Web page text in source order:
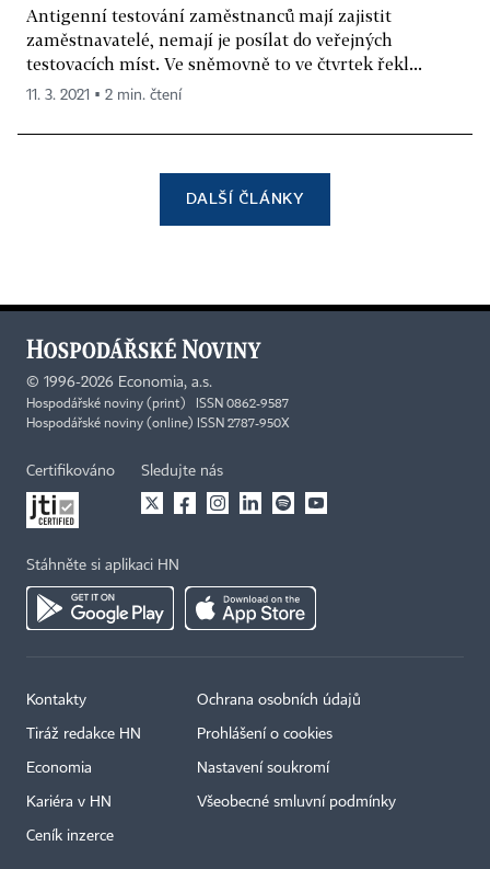
Antigenní testování zaměstnanců mají zajistit
zaměstnavatelé, nemají je posílat do veřejných
testovacích míst. Ve sněmovně to ve čtvrtek řekl...
11. 3. 2021 ▪ 2 min. čtení
DALŠÍ ČLÁNKY
© 1996-2026 Economia, a.s.
Hospodářské noviny (print) ISSN 0862-9587
Hospodářské noviny (online) ISSN 2787-950X
Certifikováno Sledujte nás
Stáhněte si aplikaci HN
Kontakty
Tiráž redakce HN
Economia
Kariéra v HN
Ceník inzerce
Ochrana osobních údajů
Prohlášení o cookies
Nastavení soukromí
Všeobecné smluvní podmínky